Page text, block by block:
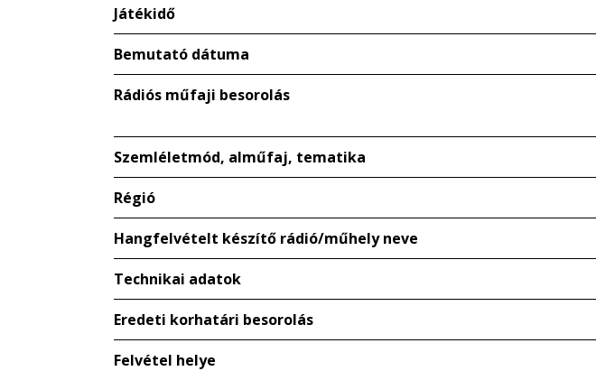
Játékidő
Bemutató dátuma
Rádiós műfaji besorolás
Szemléletmód, alműfaj, tematika
Régió
Hangfelvételt készítő rádió/műhely neve
Technikai adatok
Eredeti korhatári besorolás
Felvétel helye